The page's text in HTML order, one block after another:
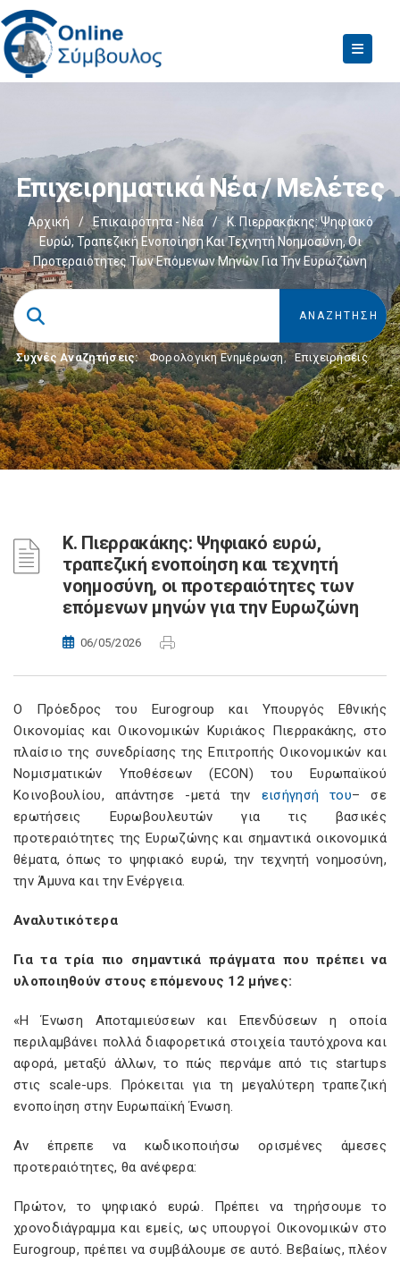
Επιχειρηματικά Νέα / Μελέτες
Αρχική / Επικαιρότητα - Νέα /
Κ. Πιερρακάκης: Ψηφιακό
Ευρώ, Τραπεζική Ενοποίηση Και Τεχνητή Νοημοσύνη, Οι
Προτεραιότητες Των Επόμενων Μηνών Για Την Ευρωζώνη
Συχνές Αναζητήσεις: Φορολογικη Ενημέρωση, Επιχειρήσεις
Κ. Πιερρακάκης: Ψηφιακό ευρώ,
τραπεζική ενοποίηση και τεχνητή
νοημοσύνη, οι προτεραιότητες των
επόμενων μηνών για την Ευρωζώνη
06/05/2026
Ο Πρόεδρος του Eurogroup και Υπουργός Εθνικής
Οικονομίας και Οικονομικών Κυριάκος Πιερρακάκης, στο
πλαίσιο της συνεδρίασης της Επιτροπής Οικονομικών και
Νομισματικών Υποθέσεων (ECON) του Ευρωπαϊκού
Κοινοβουλίου, απάντησε -μετά την εισήγησή του– σε
ερωτήσεις Ευρωβουλευτών για τις βασικές
προτεραιότητες της Ευρωζώνης και σημαντικά οικονομικά
θέματα, όπως το ψηφιακό ευρώ, την τεχνητή νοημοσύνη,
την Άμυνα και την Ενέργεια.
Αναλυτικότερα
Για τα τρία πιο σημαντικά πράγματα που πρέπει να
υλοποιηθούν στους επόμενους 12 μήνες:
«Η Ένωση Αποταμιεύσεων και Επενδύσεων η οποία
περιλαμβάνει πολλά διαφορετικά στοιχεία ταυτόχρονα και
αφορά, μεταξύ άλλων, το πώς περνάμε από τις startups
στις scale-ups. Πρόκειται για τη μεγαλύτερη τραπεζική
ενοποίηση στην Ευρωπαϊκή Ένωση.
Αν έπρεπε να κωδικοποιήσω ορισμένες άμεσες
προτεραιότητες, θα ανέφερα:
Πρώτον, το ψηφιακό ευρώ. Πρέπει να τηρήσουμε το
χρονοδιάγραμμα και εμείς, ως υπουργοί Οικονομικών στο
Eurogroup, πρέπει να συμβάλουμε σε αυτό. Βεβαίως, πλέον